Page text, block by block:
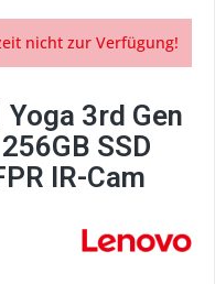
nicht zur Verfügung!
3rd Gen
SSD
IR-Cam